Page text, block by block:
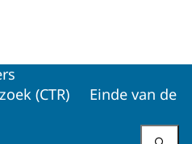
Commissie
(CTR)
Einde van de